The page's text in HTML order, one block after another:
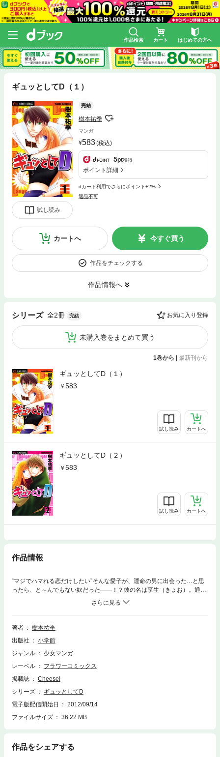
作品検索 カート はじめての方へ
ギュッとしてD（１）
試し読み
完結
樹本祐季
マンガ
583(税込)
5pt獲得
ポイント詳細
dカード利用でさらにポイント+2%
返品不可
カートへ 今すぐ買う
作品をチェックする
作品情報へ
シリーズ 全2冊 完結 お気に入り登録
未購入巻をまとめて買う
1巻から 最新刊から
ギュッとしてD（１）
583
試し読み カートへ
ギュッとしてD（２）
583
試し読み カートへ
作品情報
“マジでハマれる恋だけしたい”そんな愛子が、運命の男に出会った…と思
ったら、と～んでもない奴だった――！？彼の名は享生（きょお）。通
称“D”。その名の意味は、デンジャラス。それって一体…！？
著者
樹本祐季
出版社
小学館
ジャンル
少女マンガ
レーベル
フラワーコミックス
掲載誌
Cheese!
シリーズ
ギュッとしてD
電子版配信開始日
2012/09/14
ファイルサイズ
36.22 MB
作品をシェアする